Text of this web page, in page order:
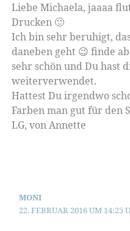
Liebe Michaela, jaaaa
Drucken 🙂
Ich bin sehr beruhigt,
daneben geht 😉 finde
sehr schön und Du hast
weiterverwendet.
Hattest Du irgendwo
Farben man gut für den
LG, von Annette
MONI
22. FEBRUAR 2016 UM 14:25